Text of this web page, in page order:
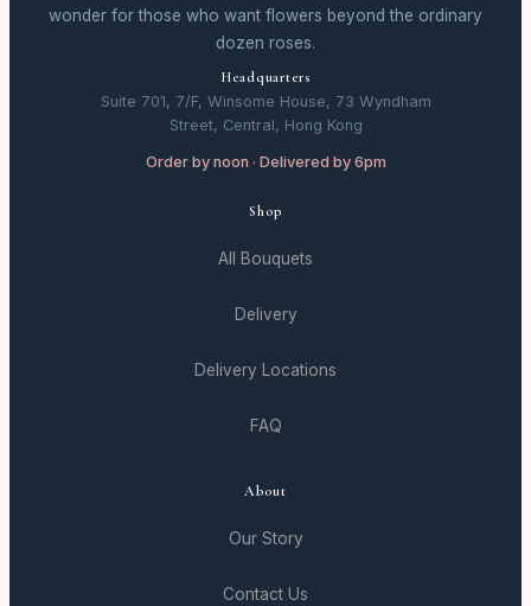
wonder for those who want flowers beyond the ordinary
dozen roses.
Headquarters
Suite 701, 7/F, Winsome House, 73 Wyndham
Street, Central, Hong Kong
Order by noon · Delivered by 6pm
Shop
All Bouquets
Delivery
Delivery Locations
FAQ
About
Our Story
Contact Us